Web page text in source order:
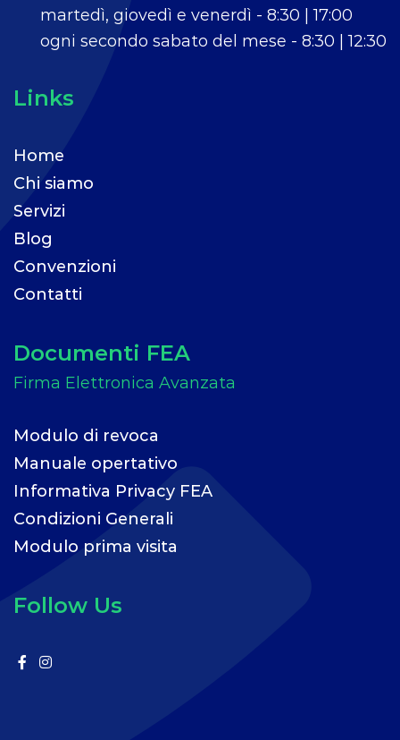
martedì, giovedì e venerdì - 8:30 | 17:00
ogni secondo sabato del mese - 8:30 | 12:30
Links
Home
Chi siamo
Servizi
Blog
Convenzioni
Contatti
Documenti FEA
Modulo di revoca
Manuale opertativo
Informativa Privacy FEA
Condizioni Generali
Modulo prima visita
Follow Us